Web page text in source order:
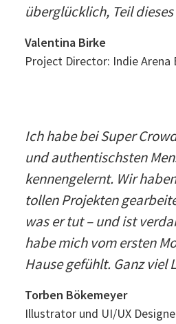
überglücklich, Teil dieses
Valentina Birke
Project Director: Indie Arena
Ich habe bei Super
und authentischsten
kennengelernt. Wir
tollen Projekten
was er tut – und ist
habe mich vom ersten
Hause gefühlt. Ganz viel
Torben Bökemeyer
Illustrator und UI/UX